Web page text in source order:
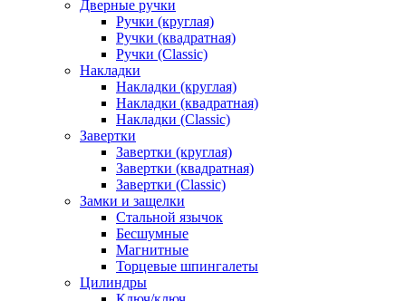
Дверные ручки
Ручки (круглая)
Ручки (квадратная)
Ручки (Classic)
Накладки
Накладки (круглая)
Накладки (квадратная)
Накладки (Classic)
Завертки
Завертки (круглая)
Завертки (квадратная)
Завертки (Classic)
Замки и защелки
Стальной язычок
Бесшумные
Магнитные
Торцевые шпингалеты
Цилиндры